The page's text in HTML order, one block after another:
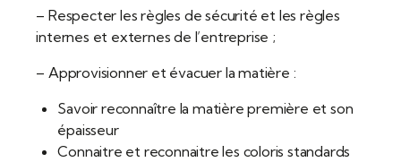
– Respecter les règles de sécurité et les règles
internes et externes de l’entreprise ;
– Approvisionner et évacuer la matière :
Savoir reconnaître la matière première et son
épaisseur
Connaitre et reconnaitre les coloris standards